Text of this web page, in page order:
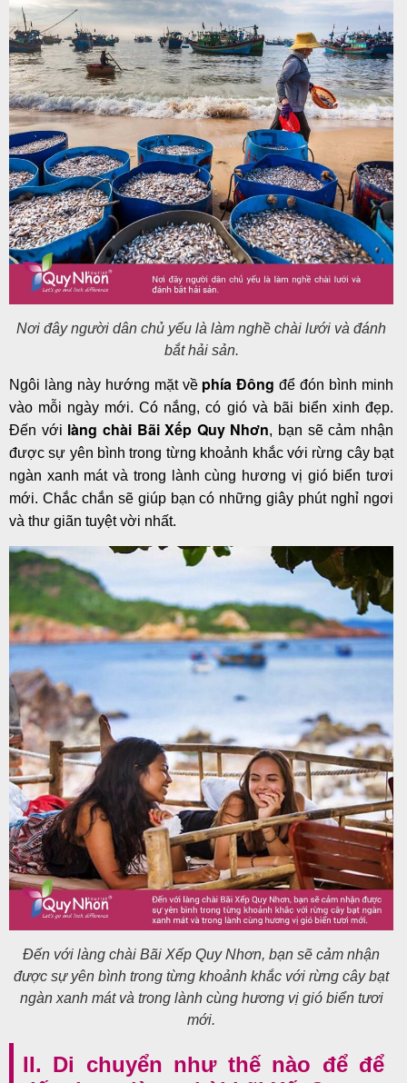
Nơi đây người dân chủ yếu là làm nghề chài lưới và đánh
bắt hải sản.
Ngôi làng này hướng mặt vềphía Đông để đón bình minh
vào mỗi ngày mới. Có nắng, có gió và bãi biển xinh đẹp.
Đến với làng chài Bãi Xếp Quy Nhơn, bạn sẽ cảm nhận
được sự yên bình trong từng khoảnh khắc với rừng cây bạt
ngàn xanh mát và trong lành cùng hương vị gió biển tươi
mới. Chắc chắn sẽ giúp bạn có những giây phút nghỉ ngơi
và thư giãn tuyệt vời nhất.
Đến với làng chài Bãi Xếp Quy Nhơn, bạn sẽ cảm nhận
được sự yên bình trong từng khoảnh khắc với rừng cây bạt
ngàn xanh mát và trong lành cùng hương vị gió biển tươi
mới.
II. Di chuyển như thế nào để để